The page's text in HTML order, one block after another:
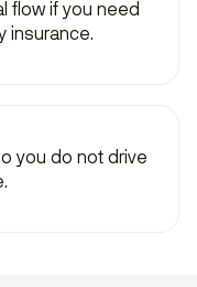
flow if you need
insurance.
you do not drive